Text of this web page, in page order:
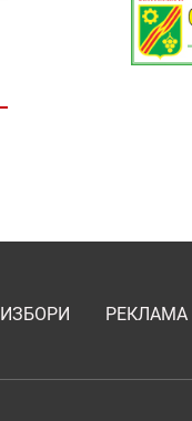
ИЗБОРИ РЕКЛАМА